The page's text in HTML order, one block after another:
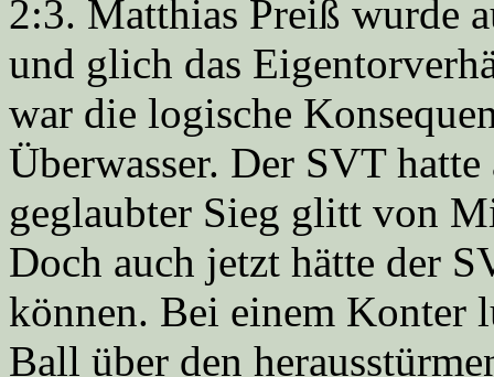
2:3. Matthias Preiß wurde
und glich das
war die logische
Überwasser. Der SVT
geglaubter Sieg glitt von
Doch auch jetzt hätte der
können. Bei einem Konter
Ball über den